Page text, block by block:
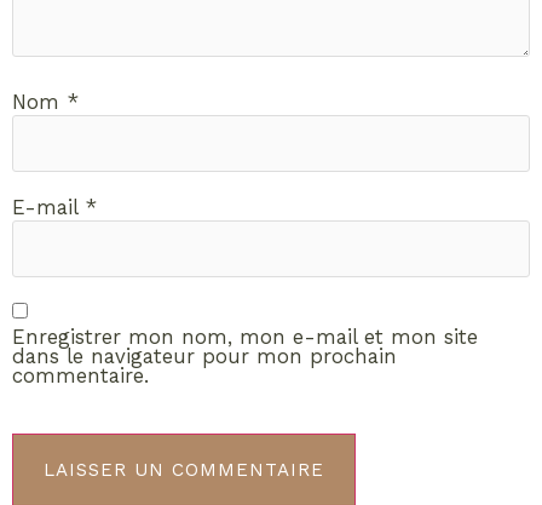
Nom *
E-mail *
Enregistrer mon nom, mon e-mail et mon site
dans le navigateur pour mon prochain
commentaire.